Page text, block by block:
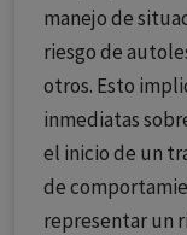
manejo de
riesgo de
otros. Esto
inmediatas
el inicio de un
de
representar un